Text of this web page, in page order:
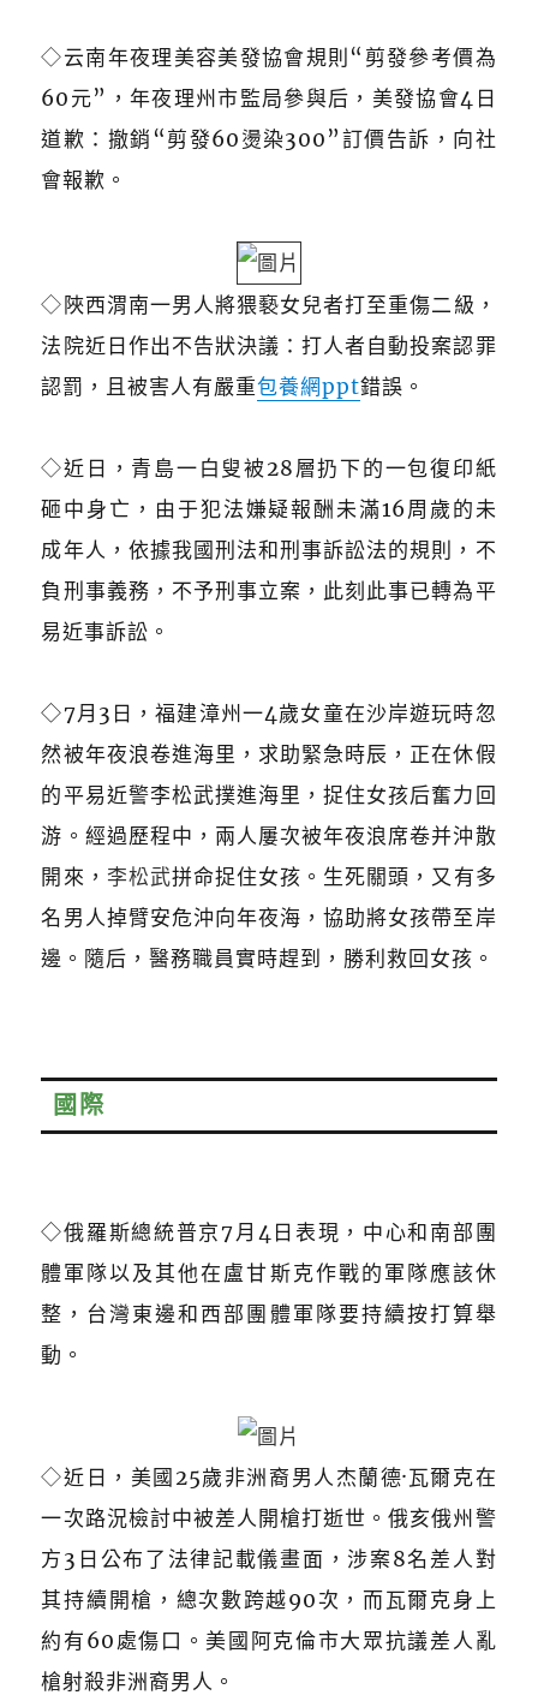
◇云南年夜理美容美發協會規則“剪發參考價為
60元”，年夜理州市監局參與后，美發協會4日
道歉：撤銷“剪發60燙染300”訂價告訴，向社
會報歉。
◇陜西渭南一男人將猥褻女兒者打至重傷二級，
法院近日作出不告狀決議：打人者自動投案認罪
認罰，且被害人有嚴重包養網ppt錯誤。
◇近日，青島一白叟被28層扔下的一包復印紙
砸中身亡，由于犯法嫌疑報酬未滿16周歲的未
成年人，依據我國刑法和刑事訴訟法的規則，不
負刑事義務，不予刑事立案，此刻此事已轉為平
易近事訴訟。
◇7月3日，福建漳州一4歲女童在沙岸遊玩時忽
然被年夜浪卷進海里，求助緊急時辰，正在休假
的平易近警李松武撲進海里，捉住女孩后奮力回
游。經過歷程中，兩人屢次被年夜浪席卷并沖散
開來， 李松武拼命捉住女孩。生死關頭，又有多
名男人掉臂安危沖向年夜海，協助將女孩帶至岸
邊。隨后，醫務職員實時趕到，勝利救回女孩。
國際
◇俄羅斯總統普京7月4日表現，中心和南部團
體軍隊以及其他在盧甘斯克作戰的軍隊應該休
整，台灣東邊和西部團體軍隊要持續按打算舉
動。
◇近日，美國25歲非洲裔男人杰蘭德·瓦爾克在
一次路況檢討中被差人開槍打逝世。俄亥俄州警
方3日公布了法律記載儀畫面，涉案8名差人對
其持續開槍，總次數跨越90次，而瓦爾克身上
約有60處傷口。美國阿克倫市大眾抗議差人亂
槍射殺非洲裔男人。